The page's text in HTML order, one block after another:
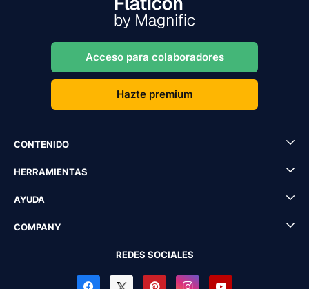
Acceso para colaboradores
Hazte premium
CONTENIDO
HERRAMIENTAS
AYUDA
COMPANY
REDES SOCIALES